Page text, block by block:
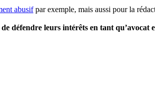
abusifpar exemple, mais aussi pour la
de défendre leurs intérêts en tant